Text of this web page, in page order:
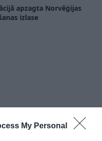
My Personal
apzagta Norvēģijas
izlase